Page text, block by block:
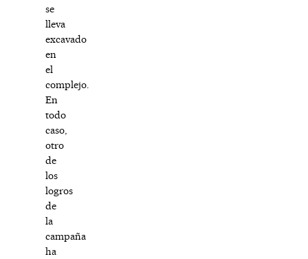
se
lleva
excavado
en
el
complejo.
En
todo
caso,
otro
de
los
logros
de
la
campaña
ha